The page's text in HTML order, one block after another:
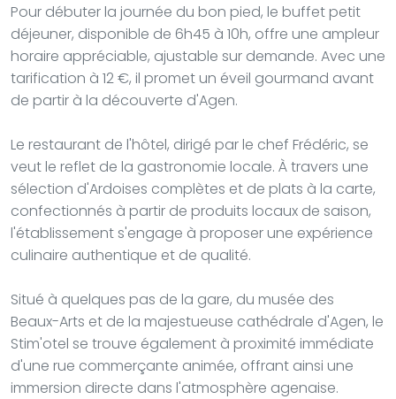
Pour débuter la journée du bon pied, le buffet petit
déjeuner, disponible de 6h45 à 10h, offre une ampleur
horaire appréciable, ajustable sur demande. Avec une
tarification à 12 €, il promet un éveil gourmand avant
de partir à la découverte d'Agen.
Le restaurant de l'hôtel, dirigé par le chef Frédéric, se
veut le reflet de la gastronomie locale. À travers une
sélection d'Ardoises complètes et de plats à la carte,
confectionnés à partir de produits locaux de saison,
l'établissement s'engage à proposer une expérience
culinaire authentique et de qualité.
Situé à quelques pas de la gare, du musée des
Beaux-Arts et de la majestueuse cathédrale d'Agen, le
Stim'otel se trouve également à proximité immédiate
d'une rue commerçante animée, offrant ainsi une
immersion directe dans l'atmosphère agenaise.